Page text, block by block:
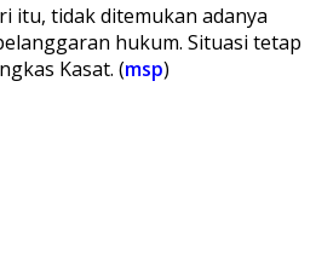
itu, tidak ditemukan adanya
hukum. Situasi tetap
Kasat. (msp)